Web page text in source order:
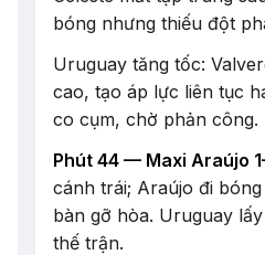
bóng nhưng thiếu đột
Uruguay tăng tốc:
cao, tạo áp lực liên tục
co cụm, chờ phản công.
Phút 44 — Maxi Araújo
cánh trái; Araújo đi
bàn gỡ hòa. Uruguay
thế trận.